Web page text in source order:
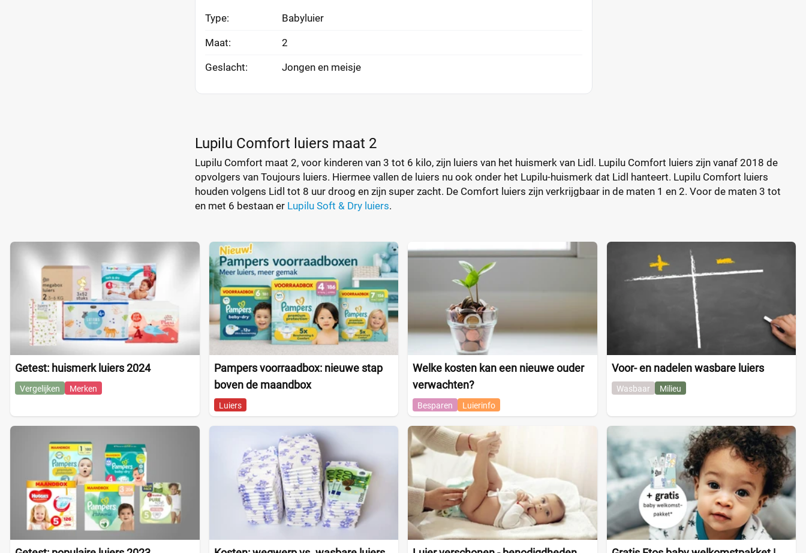
Type: Babyluier
Maat: 2
Geslacht: Jongen en meisje
Lupilu Comfort luiers maat 2
Lupilu Comfort maat 2, voor kinderen van 3 tot 6 kilo, zijn luiers van het huismerk van Lidl. Lupilu Comfort luiers zijn vanaf 2018 de
opvolgers van Toujours luiers. Hiermee vallen de luiers nu ook onder het Lupilu-huismerk dat Lidl hanteert. Lupilu Comfort luiers
houden volgens Lidl tot 8 uur droog en zijn super zacht. De Comfort luiers zijn verkrijgbaar in de maten 1 en 2. Voor de maten 3 tot
en met 6 bestaan er Lupilu Soft & Dry luiers.
Getest: huismerk luiers 2024
Vergelijken Merken
Pampers voorraadbox: nieuwe stap
boven de maandbox
Luiers
Welke kosten kan een nieuwe ouder
verwachten?
Besparen Luierinfo
Voor- en nadelen wasbare luiers
Wasbaar Milieu